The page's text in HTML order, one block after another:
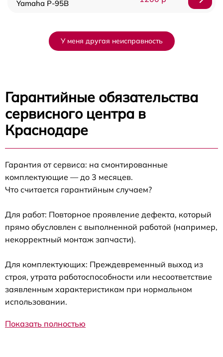
Yamaha P-95B
У меня другая неисправность
Гарантийные обязательства
сервисного центра в
Краснодаре
Гарантия от сервиса: на смонтированные
комплектующие — до 3 месяцев.
Что считается гарантийным случаем?
Для работ: Повторное проявление дефекта, который
прямо обусловлен с выполненной работой (например,
некорректный монтаж запчасти).
Для комплектующих: Преждевременный выход из
строя, утрата работоспособности или несоответствие
заявленным характеристикам при нормальном
использовании.
Показать полностью